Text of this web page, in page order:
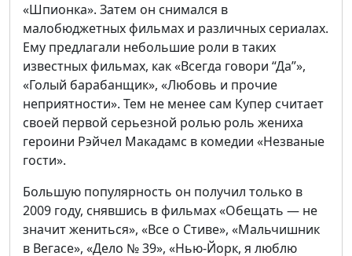
«Шпионка». Затем он снимался в
малобюджетных фильмах и различных сериалах.
Ему предлагали небольшие роли в таких
известных фильмах, как «Всегда говори “Да”»,
«Голый барабанщик», «Любовь и прочие
неприятности». Тем не менее сам Купер считает
своей первой серьезной ролью роль жениха
героини Рэйчел Макадамс в комедии «Незваные
гости».
Большую популярность он получил только в
2009 году, снявшись в фильмах «Обещать — не
значит жениться», «Все о Стиве», «Мальчишник
в Вегасе», «Дело № 39», «Нью-Йорк, я люблю